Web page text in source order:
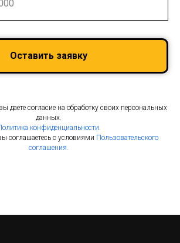
Оставить заявку
даете согласие на обработку своих персональных
данных.
конфиденциальности
соглашаетесь с условиями Пользовательского
соглашения.